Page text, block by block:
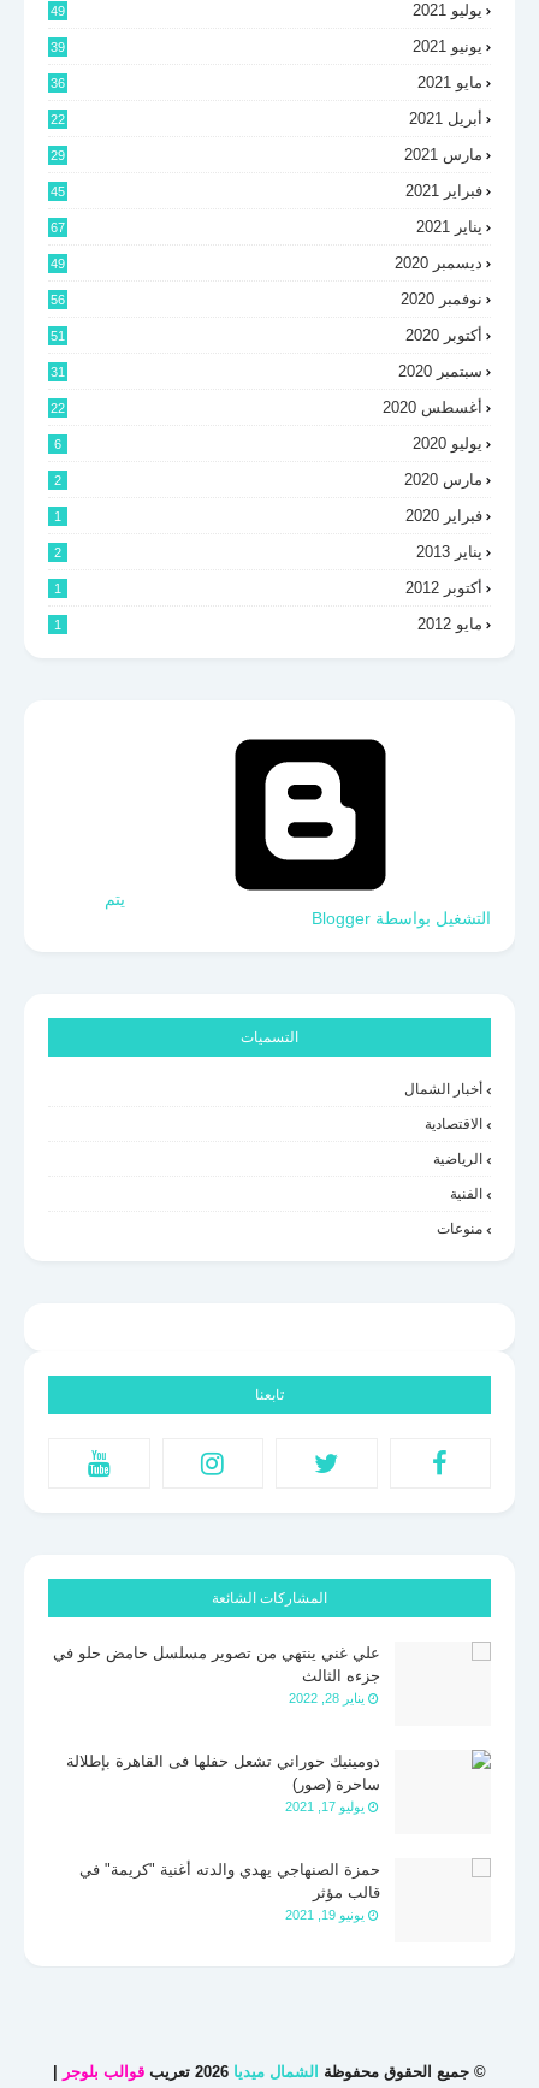
يوليو 2021 49
يونيو 2021 39
مايو 2021 36
أبريل 2021 22
مارس 2021 29
فبراير 2021 45
يناير 2021 67
ديسمبر 2020 49
نوفمبر 2020 56
أكتوبر 2020 51
سبتمبر 2020 31
أغسطس 2020 22
يوليو 2020 6
مارس 2020 2
فبراير 2020 1
يناير 2013 2
أكتوبر 2012 1
مايو 2012 1
‏يتم
التشغيل بواسطة Blogger
التسميات
أخبار الشمال
الاقتصادية
الرياضية
الفنية
منوعات
تابعنا
المشاركات الشائعة
علي غني ينتهي من تصوير مسلسل حامض حلو في
جزءه الثالث
يناير 28, 2022
دومينيك حوراني تشعل حفلها فى القاهرة بإطلالة
ساحرة (صور)
يوليو 17, 2021
حمزة الصنهاجي يهدي والدته أغنية "كريمة" في
قالب مؤثر
يونيو 19, 2021
© جميع الحقوق محفوظة الشمال ميديا 2026 تعريب قوالب بلوجر